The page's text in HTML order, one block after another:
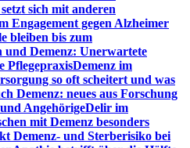
sich mit anderen
Engagement gegen Alzheimer
bleiben bis zum
Demenz: Unerwartete
PflegepraxisDemenz im
so oft scheitert und was
Demenz: neues aus Forschung
AngehörigeDelir im
mit Demenz besonders
Demenz- und Sterberisiko bei